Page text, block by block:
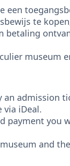
een
te
betaling
museum
an admission
via iDeal.
payment you
and